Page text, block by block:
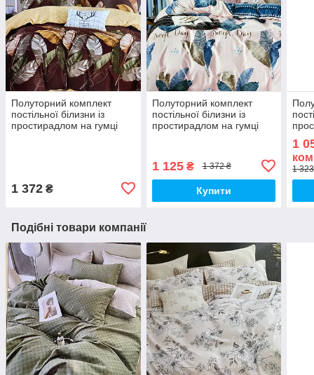
Полуторний комплект
постільної білизни із
простирадлом на гумці
1 372 ₴
Полуторний комплект
постільної білизни із
простирадлом на гумці
1 125₴ 1 372 ₴
Купити
1
1
Подібні товари компанії